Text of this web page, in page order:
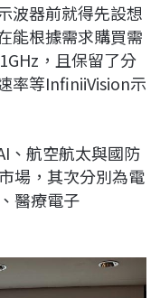
波器前就得先設想
能根據需求購買需
，且保留了分
率等InfiniiVision示
、航空航太與國防
場，其次分別為電
醫療電子